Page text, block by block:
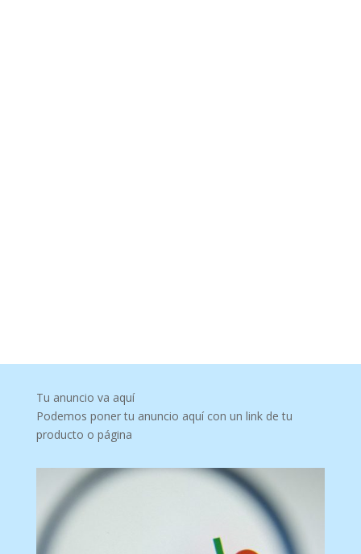
Tu anuncio va aquí
Podemos poner tu anuncio aquí con un link de tu
producto o página